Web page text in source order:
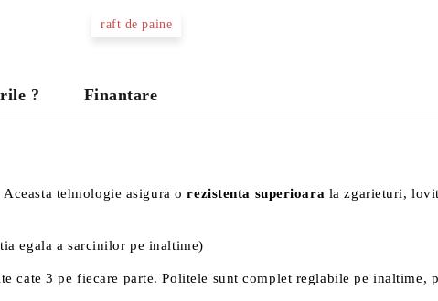
raft de paine
? Finantare
tehnologie asigura orezistenta superioara la zgarieturi,
egala a sarcinilor pe inaltime)
3 pe fiecare parte. Politele sunt complet reglabile pe inaltime,